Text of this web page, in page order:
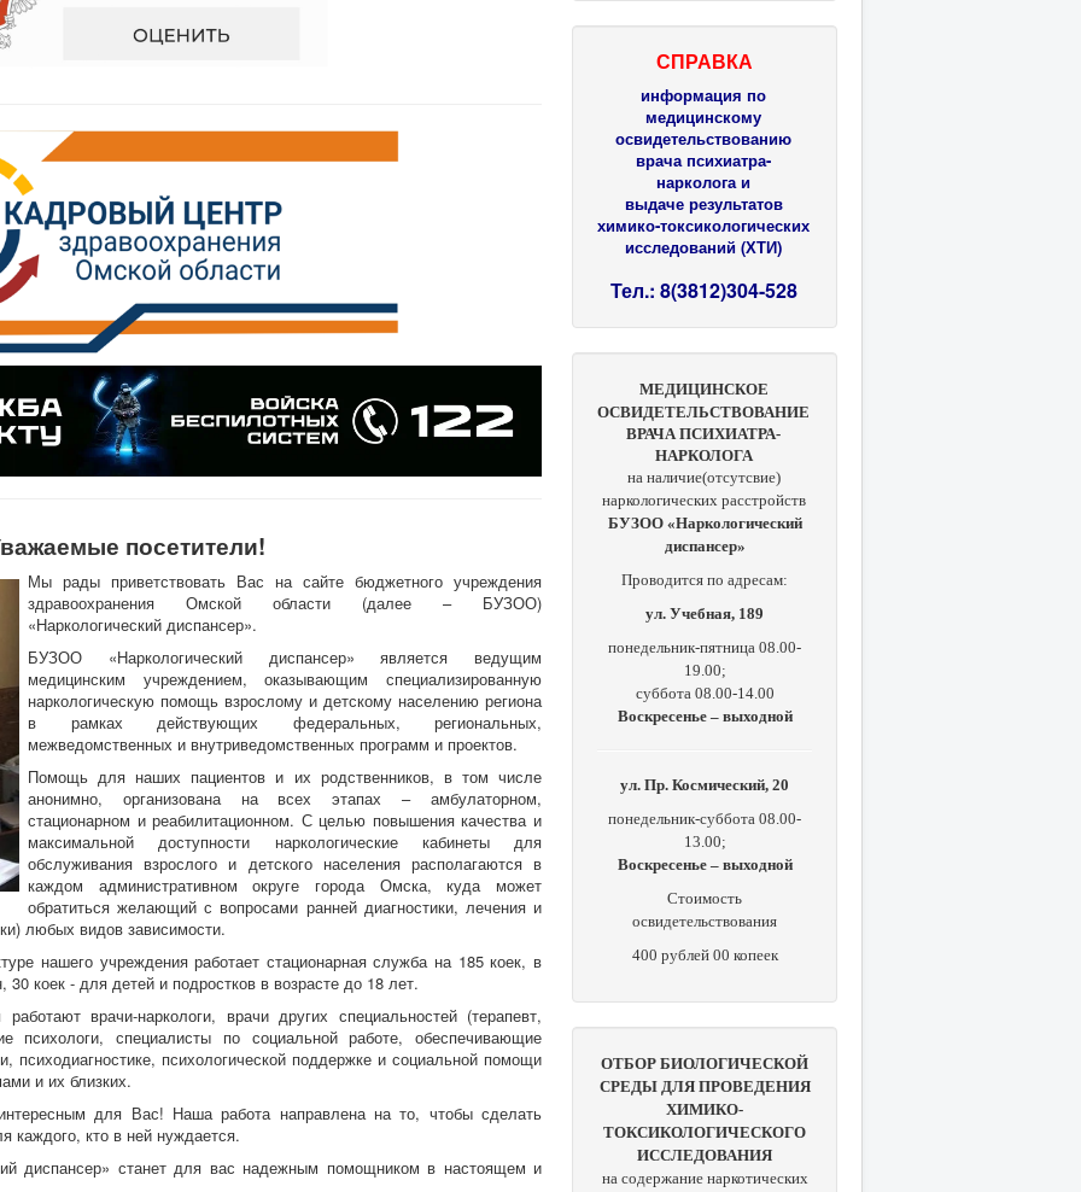
посетители!
Мы рады приветствовать Вас на сайте бюджетного учреждения
здравоохранения Омской области (далее – БУЗОО)
«Наркологический диспансер».
БУЗОО «Наркологический диспансер» является ведущим
медицинским учреждением, оказывающим специализированную
наркологическую помощь взрослому и детскому населению региона
в рамках действующих федеральных, региональных,
межведомственных и внутриведомственных программ и проектов.
Помощь для наших пациентов и их родственников, в том числе
анонимно, организована на всех этапах – амбулаторном,
стационарном и реабилитационном. С целью повышения качества и
максимальной доступности наркологические кабинеты для
обслуживания взрослого и детского населения располагаются в
каждом административном округе города Омска, куда может
обратиться желающий с вопросами ранней диагностики, лечения и
любых видов зависимости.
нашего учреждения работает стационарная служба на 185 коек, в
коек - для детей и подростков в возрасте до 18 лет.
врачи-наркологи, врачи других специальностей (терапевт,
психологи, специалисты по социальной работе, обеспечивающие
психодиагностике, психологической поддержке и социальной помощи
и их близких.
для Вас! Наша работа направлена на то, чтобы сделать
каждого, кто в ней нуждается.
диспансер» станет для вас надежным помощником в настоящем и
СПРАВКА
информация по
медицинскому
освидетельствованию
врача психиатра-
нарколога и
выдаче результатов
химико-токсикологических
исследований (ХТИ)
Тел.: 8(3812)304-528
МЕДИЦИНСКОЕ
ОСВИДЕТЕЛЬСТВОВАНИЕ
ВРАЧА ПСИХИАТРА-
НАРКОЛОГА
на наличие(отсутсвие)
наркологических расстройств
БУЗОО «Наркологический
диспансер»
Проводится по адресам:
ул. Учебная, 189
понедельник-пятница 08.00-
19.00;
суббота 08.00-14.00
Воскресенье – выходной
ул. Пр. Космический, 20
понедельник-суббота 08.00-
13.00;
Воскресенье – выходной
Стоимость
освидетельствования
400 рублей 00 копеек
ОТБОР БИОЛОГИЧЕСКОЙ
СРЕДЫ ДЛЯ ПРОВЕДЕНИЯ
ХИМИКО-
ТОКСИКОЛОГИЧЕСКОГО
ИССЛЕДОВАНИЯ
на содержание наркотических